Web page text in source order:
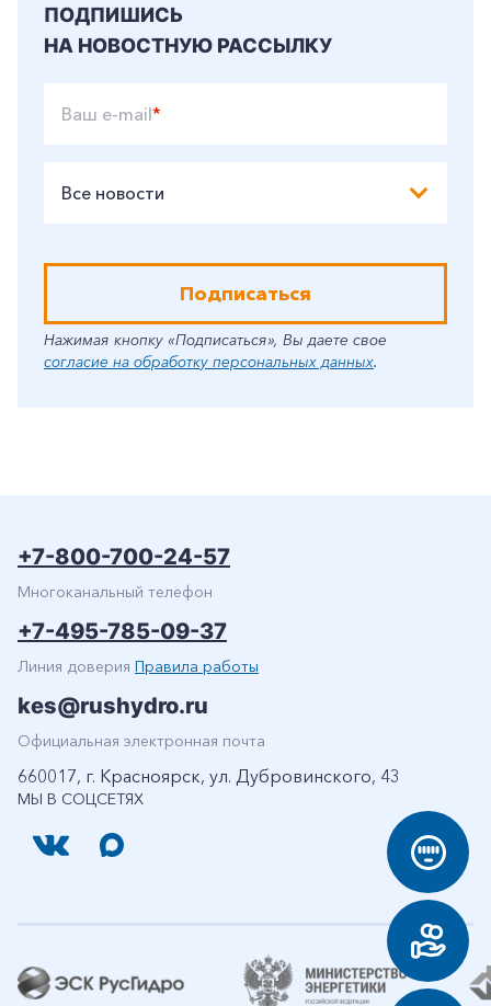
ПОДПИШИСЬ
НА НОВОСТНУЮ РАССЫЛКУ
Ваш e-mail*
Все новости
Подписаться
Нажимая кнопку «Подписаться», Вы даете свое
согласие на обработку персональных данных.
МЫ В СОЦСЕТЯХ
+7-800-700-24-57
Многоканальный телефон
+7-495-785-09-37
Линия доверия Правила работы
kes@rushydro.ru
Официальная электронная почта
660017, г. Красноярск, ул. Дубровинского, 43